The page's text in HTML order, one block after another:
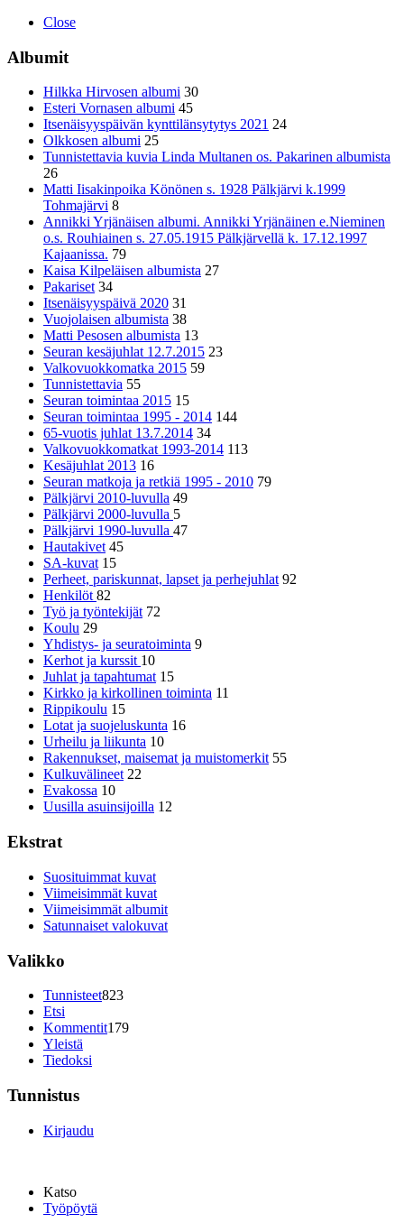
Close
Albumit
Hilkka Hirvosen albumi 30
Esteri Vornasen albumi 45
Itsenäisyyspäivän kynttilänsytytys 2021 24
Olkkosen albumi 25
Tunnistettavia kuvia Linda Multanen os. Pakarinen albumista
26
Matti Iisakinpoika Könönen s. 1928 Pälkjärvi k.1999
Tohmajärvi 8
Annikki Yrjänäisen albumi. Annikki Yrjänäinen e.Nieminen
o.s. Rouhiainen s. 27.05.1915 Pälkjärvellä k. 17.12.1997
Kajaanissa. 79
Kaisa Kilpeläisen albumista 27
Pakariset 34
Itsenäisyyspäivä 2020 31
Vuojolaisen albumista 38
Matti Pesosen albumista 13
Seuran kesäjuhlat 12.7.2015 23
Valkovuokkomatka 2015 59
Tunnistettavia 55
Seuran toimintaa 2015 15
Seuran toimintaa 1995 - 2014 144
65-vuotis juhlat 13.7.2014 34
Valkovuokkomatkat 1993-2014 113
Kesäjuhlat 2013 16
Seuran matkoja ja retkiä 1995 - 2010 79
Pälkjärvi 2010-luvulla 49
Pälkjärvi 2000-luvulla 5
Pälkjärvi 1990-luvulla 47
Hautakivet 45
SA-kuvat 15
Perheet, pariskunnat, lapset ja perhejuhlat 92
Henkilöt82
Työ ja työntekijät 72
Koulu 29
Yhdistys- ja seuratoiminta 9
Kerhot ja kurssit 10
Juhlat ja tapahtumat 15
Kirkko ja kirkollinen toiminta 11
Rippikoulu 15
Lotat ja suojeluskunta 16
Urheilu ja liikunta 10
Rakennukset, maisemat ja muistomerkit 55
Kulkuvälineet 22
Evakossa 10
Uusilla asuinsijoilla 12
Ekstrat
Suosituimmat kuvat
Viimeisimmät kuvat
Viimeisimmät albumit
Satunnaiset valokuvat
Valikko
Tunnisteet823
Etsi
Kommentit179
Yleistä
Tiedoksi
Tunnistus
Kirjaudu
Katso
Työpöytä